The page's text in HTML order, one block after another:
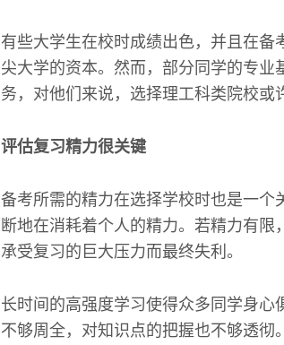
有些大学生在校时成绩出色，并且在
尖大学的资本。然而，部分同学的专
务，对他们来说，选择理工科类院校或
评估复习精力很关键
备考所需的精力在选择学校时也是一
断地在消耗着个人的精力。若精力有
承受复习的巨大压力而最终失利。
长时间的高强度学习使得众多同学身
不够周全，对知识点的把握也不够透